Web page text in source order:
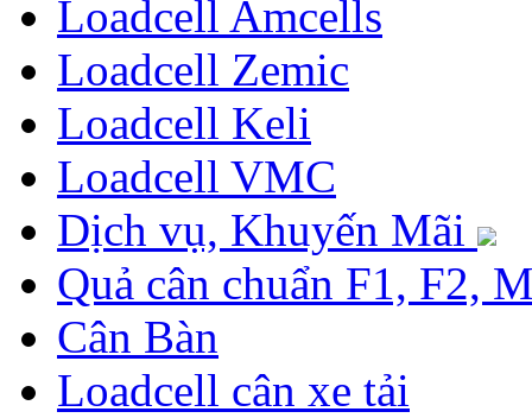
Loadcell Amcells
Loadcell Zemic
Loadcell Keli
Loadcell VMC
Dịch vụ, Khuyến Mãi
Quả cân chuẩn F1, F2,
Cân Bàn
Loadcell cân xe tải